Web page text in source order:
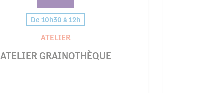
De 10h30 à 12h
ATELIER
ATELIER GRAINOTHÈQUE